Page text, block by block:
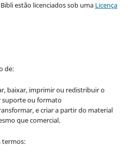
estão licenciados sob uma Licença
de:
baixar, imprimir ou redistribuir o
suporte ou formato
e criar a partir do material
que comercial.
termos: